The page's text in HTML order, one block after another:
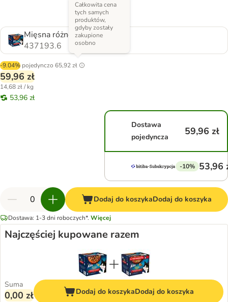
Mięsna różnorodność
437193.6
-9.04% pojedynczo 65,92 zł
Całkowita cena
tych samych
produktów,
gdyby zostały
zakupione
osobno
59,96 zł
14,68 zł / kg
53,96 zł
Dostawa
pojedyncza
59,96 zł
-10% 53,96
Dodaj do koszykaDodaj do koszyka
Dostawa: 1-3 dni roboczych*. Więcej
Najczęściej kupowane razem
Suma
0,00 zł Dodaj do koszykaDodaj do koszyka